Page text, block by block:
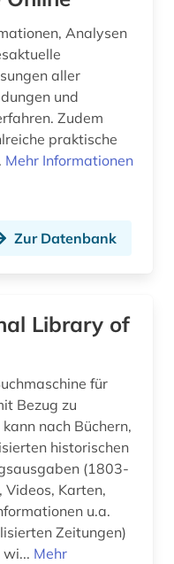
Analysen
aller
und
Zudem
praktische
Mehr Informationen
Zur Datenbank
Library of
für
Bezug zu
nach Büchern,
historischen
(1803-
Videos, Karten,
u.a.
Zeitungen)
Mehr